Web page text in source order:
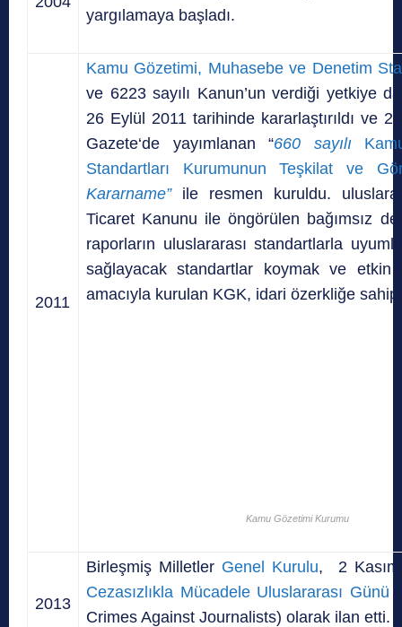
yargılamaya başladı.
2011
Kamu Gözetimi, Muhasebe ve Denetim
ve 6223 sayılı Kanun’un verdiği yetkiye
26 Eylül 2011 tarihinde kararlaştırıldı ve
Gazete‘de yayımlanan “660 sayılı
Standartları Kurumunun Teşkilat ve
Kararname”ile resmen kuruldu.
Ticaret Kanunu ile öngörülen bağımsız
raporların uluslararası standartlarla
sağlayacak standartlar koymak ve etkin
amacıyla kurulan KGK, idari özerkliğe
Kamu Gözetimi Kurumu
2013
Birleşmiş Milletler Genel Kurulu, 2
Cezasızlıkla Mücadele Uluslararası Günü
Crimes Against Journalists) olarak ilan etti.